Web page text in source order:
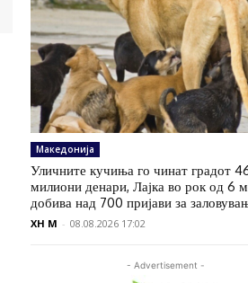
Македонија
Уличните кучиња го чинат градот
милиони денари, Лајка во рок од 6
добива над 700 пријави за
XH M - 08.08.2026 17:02
- Advertisement -